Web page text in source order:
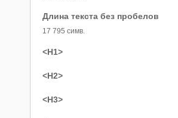
Длина текста без пробелов
17 795 симв.
<H1>
<H2>
<H3>